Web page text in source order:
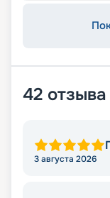
42 отзыва
3 августа 2026